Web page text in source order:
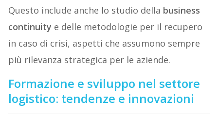
Questo include anche lo studio della business
continuity e delle metodologie per il recupero
in caso di crisi, aspetti che assumono sempre
più rilevanza strategica per le aziende.
Formazione e sviluppo nel settore
logistico: tendenze e innovazioni